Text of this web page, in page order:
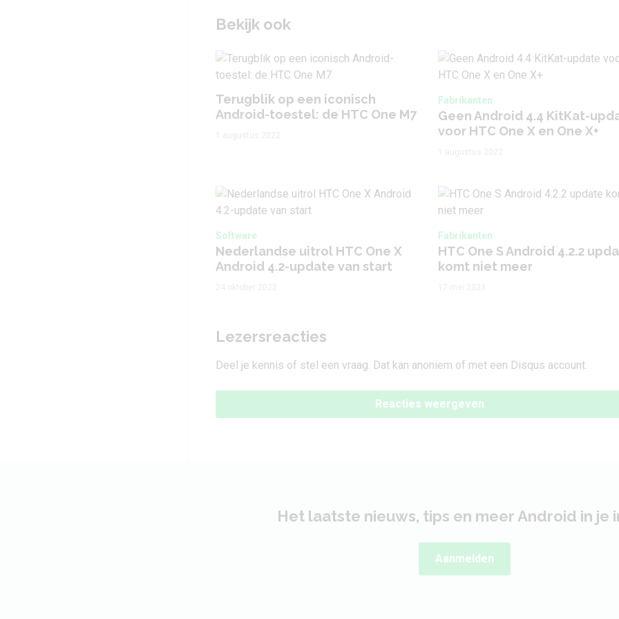
Bekijk ook
Terugblik op een iconisch
Android-toestel: de HTC One M7
Fabrikanten
Geen Android 4.4 KitKat-
voor HTC One X en One X+
Software
Nederlandse uitrol HTC One X
Android 4.2-update van start
Fabrikanten
HTC One S Android 4.2.2
komt niet meer
Lezersreacties
Deel je kennis of stel een vraag. Dat kan anoniem of met een Disqus account.
Reacties weergeven
Het laatste nieuws, tips en meer Android in je
Aanmelden